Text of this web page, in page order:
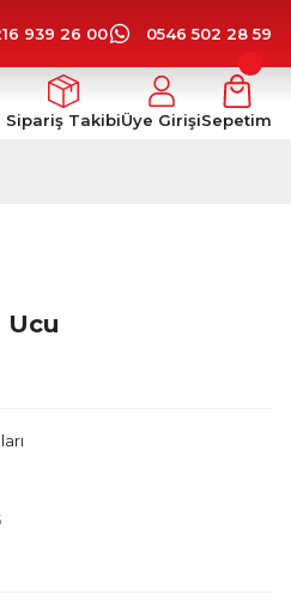
939 26 00 0546 502 28 59
Sipariş TakibiÜye GirişiSepetim
Ucu